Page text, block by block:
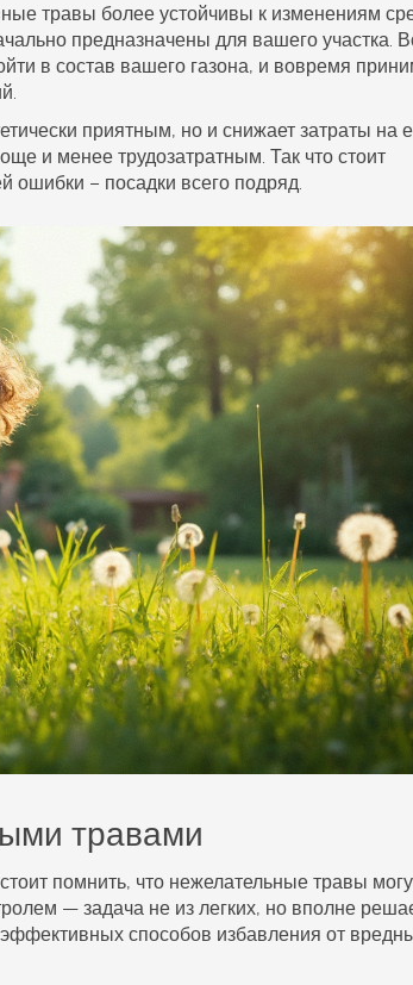
травы более устойчивы к изменениям
предназначены для вашего участка .
в состав вашего газона, и вовремя
приятным, но и снижает затраты на
и менее трудозатратным. Так что стоит
ошибки – посадки всего подряд.
травами
помнить, что нежелательные травы
— задача не из легких, но вполне
способов избавления от